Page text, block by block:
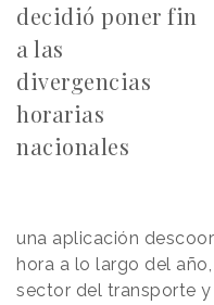
decidió poner fin
a las
divergencias
horarias
nacionales
una aplicación
hora a lo largo del
sector del transporte